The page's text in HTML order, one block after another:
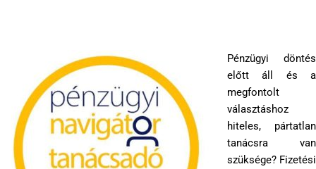
Pénzügyi döntés
előtt áll és a
megfontolt
választáshoz
hiteles, pártatlan
tanácsra van
szüksége? Fizetési